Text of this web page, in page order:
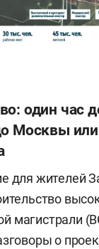
один час
Москвы или
для жителей
магистрали
о